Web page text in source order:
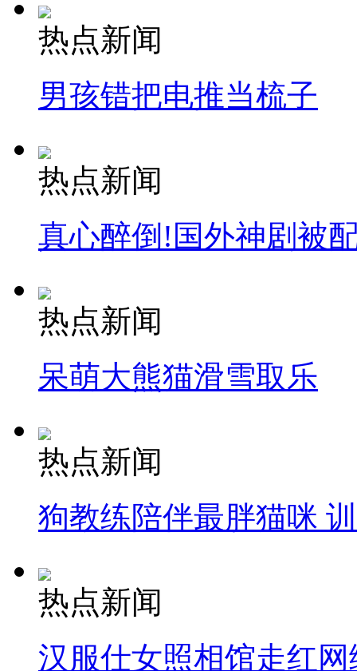
热点新闻
男孩错把电推当梳子
热点新闻
真心醉倒!国外神剧被
热点新闻
呆萌大熊猫滑雪取乐
热点新闻
狗教练陪伴最胖猫咪
热点新闻
汉服仕女照相馆走红网